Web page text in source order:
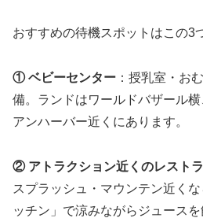
おすすめの待機スポットはこの3
① ベビーセンター ：授乳室・お
備。ランドはワールドバザール
アンハーバー近くにあります。
② アトラクション近くのレスト
スプラッシュ・マウンテン近く
ッチン」で涼みながらジュースを